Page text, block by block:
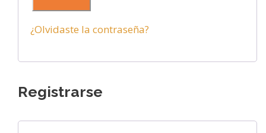
a
r
¿Olvidaste la contraseña?
Registrarse